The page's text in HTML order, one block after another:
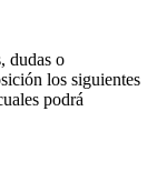
dudas o
los siguientes
podrá